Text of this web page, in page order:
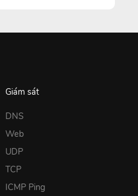
Giám sát
DNS
Web
UDP
TCP
ICMP Ping